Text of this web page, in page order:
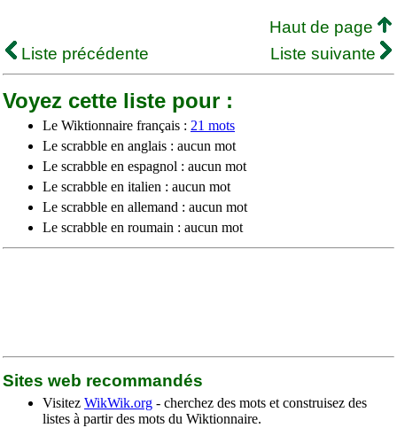
Haut de page
Liste précédente
Liste suivante
Voyez cette liste pour :
Le Wiktionnaire français : 21 mots
Le scrabble en anglais : aucun mot
Le scrabble en espagnol : aucun mot
Le scrabble en italien : aucun mot
Le scrabble en allemand : aucun mot
Le scrabble en roumain : aucun mot
Sites web recommandés
Visitez WikWik.org - cherchez des mots et construisez des
listes à partir des mots du Wiktionnaire.